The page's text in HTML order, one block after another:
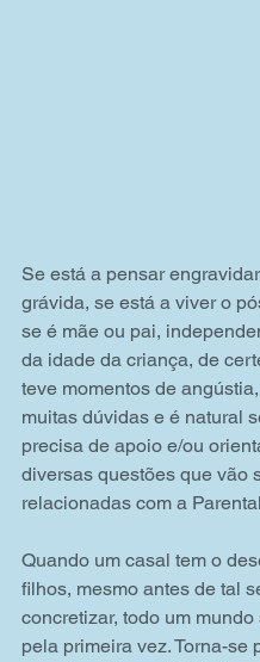
Se está a pensar
grávida, se está a viver o
se é mãe ou pai,
da idade da criança, de
teve momentos de
muitas dúvidas e é natural
precisa de apoio e/ou
diversas questões que vão
relacionadas com a
Quando um casal tem o
filhos, mesmo antes de tal
concretizar, todo um
pela primeira vez. Torna-se